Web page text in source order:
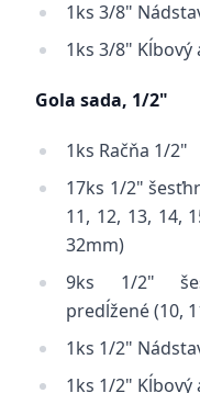
1ks 3/8"
1ks 3/8" Kĺbový
Gola sada, 1/2"
1ks Račňa 1/2"
17ks 1/2"
11, 12, 13, 14,
32mm)
9ks 1/2"
predĺžené (10,
1ks 1/2"
1ks 1/2" Kĺbový